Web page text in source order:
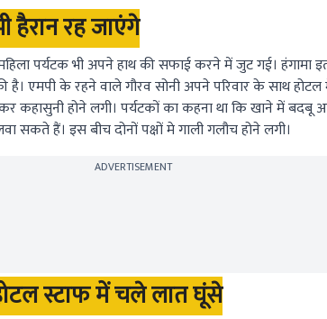
रह जाएंगे
पर्यटक भी अपने हाथ की सफाई करने में जुट गई। हंगामा
है। एमपी के रहने वाले गौरव सोनी अपने परिवार के साथ
कहासुनी होने लगी। पर्यटकों का कहना था कि खाने में
सकते हैं। इस बीच दोनों पक्षों मे गाली गलौच होने लगी।
ADVERTISEMENT
स्टाफ में चले लात घूंसे